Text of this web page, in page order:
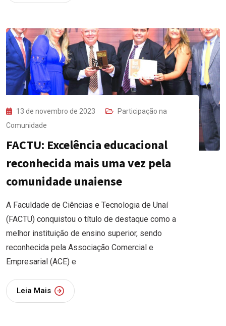
13 de novembro de 2023
Participação na
Comunidade
FACTU: Excelência educacional
reconhecida mais uma vez pela
comunidade unaiense
A Faculdade de Ciências e Tecnologia de Unaí
(FACTU) conquistou o título de destaque como a
melhor instituição de ensino superior, sendo
reconhecida pela Associação Comercial e
Empresarial (ACE) e
Leia Mais